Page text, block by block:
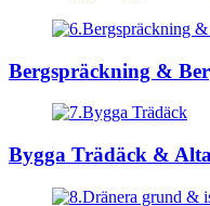
Bergspräckning &
Bygga Trädäck &